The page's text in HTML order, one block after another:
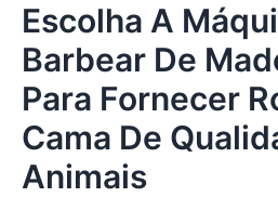
Escolha A
Barbear De
Para Fornecer
Cama De
Animais